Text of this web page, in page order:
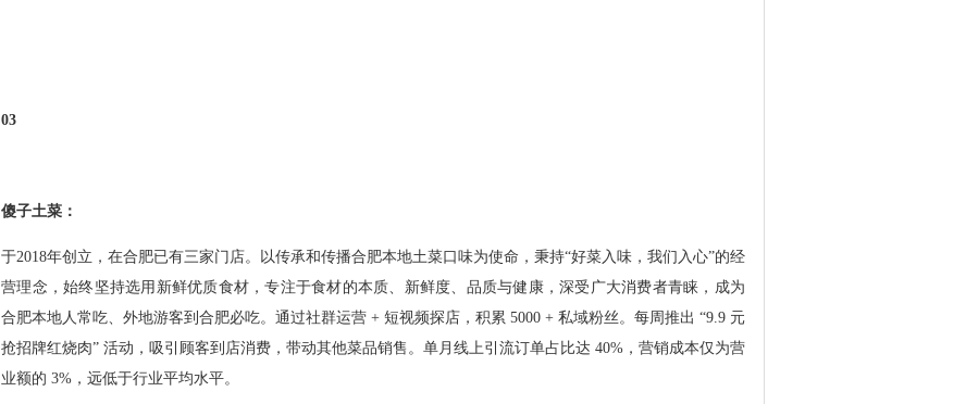
03
傻子土菜：
于2018年创立，在合肥已有三家门店。以传承和传播合肥本地土菜口味为使命，秉持“好菜入味，我们入心”的经
营理念，始终坚持选用新鲜优质食材，专注于食材的本质、新鲜度、品质与健康，深受广大消费者青睐，成为
合肥本地人常吃、外地游客到合肥必吃。通过社群运营 + 短视频探店，积累 5000 + 私域粉丝。每周推出 “9.9 元
抢招牌红烧肉” 活动，吸引顾客到店消费，带动其他菜品销售。单月线上引流订单占比达 40%，营销成本仅为营
业额的 3%，远低于行业平均水平。